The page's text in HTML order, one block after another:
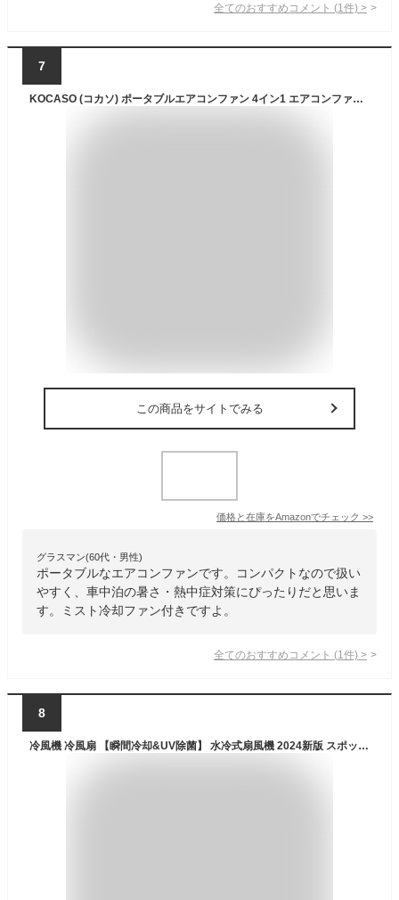
全てのおすすめコメント (1 件) >
7
KOCASO (コカソ) ポータブルエアコンファン 4イン1 エアコンファン 3速 蒸発型エアクーラー ミスト冷却ファン付き デスクトップ常夜灯 部屋 テント 寝室 車 RV キャンプ用
この商品をサイトでみる
価格と在庫をAmazonでチェック >>
グラスマン(60代・男性)
ポータブルなエアコンファンです。コンパクトなので扱い
やすく、車中泊の暑さ・熱中症対策にぴったりだと思いま
す。ミスト冷却ファン付きですよ。
全てのおすすめコメント (1 件) >
8
冷風機 冷風扇 【瞬間冷却&UV除菌】 水冷式扇風機 2024新版 スポットクーラー 長時間連続使用 3000mAh大容量 送風 加湿 空気清浄 風量3段階 充電式 ミニクーラー ホワイト タワー 省エネ 軽量 熱中症対策 オフィス 寝室 日本語説明書 父の日 母の日 誕生日 プレゼント ギフト